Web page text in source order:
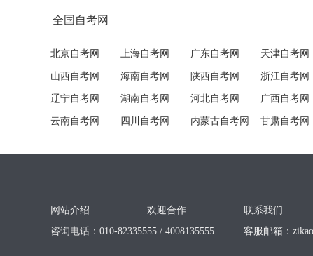
全国自考网
北京自考网 上海自考网 广东自考网 天津自考网
山西自考网 海南自考网 陕西自考网 浙江自考网
辽宁自考网 湖南自考网 河北自考网 广西自考网
云南自考网 四川自考网 内蒙古自考网 甘肃自考网
网站介绍 欢迎合作 联系我们
咨询电话：010-82335555 / 4008135555
客服邮箱：